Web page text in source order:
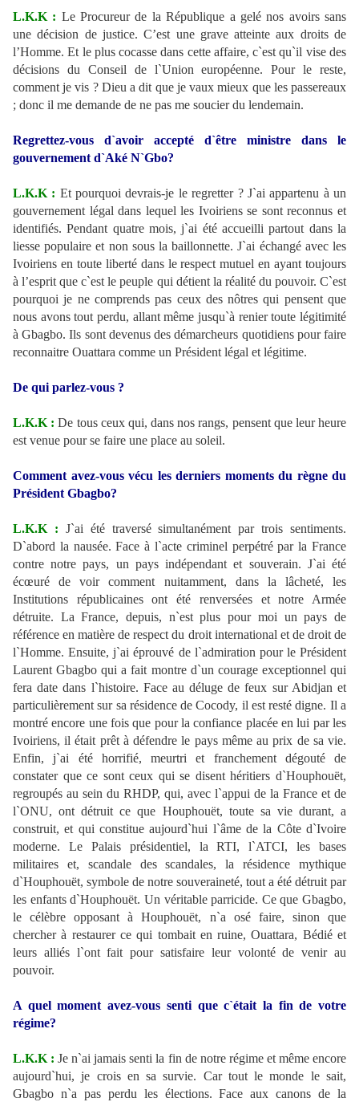
L.K.K : Le Procureur de la République a gelé nos avoirs sans
une décision de justice. C’est une grave atteinte aux droits de
l’Homme. Et le plus cocasse dans cette affaire, c`est qu`il vise des
décisions du Conseil de l`Union européenne. Pour le reste,
comment je vis ? Dieu a dit que je vaux mieux que les passereaux
; donc il me demande de ne pas me soucier du lendemain.
Regrettez-vous d`avoir accepté d`être ministre dans le
gouvernement d`Aké N`Gbo?
L.K.K : Et pourquoi devrais-je le regretter ? J`ai appartenu à un
gouvernement légal dans lequel les Ivoiriens se sont reconnus et
identifiés. Pendant quatre mois, j`ai été accueilli partout dans la
liesse populaire et non sous la baillonnette. J`ai échangé avec les
Ivoiriens en toute liberté dans le respect mutuel en ayant toujours
à l’esprit que c`est le peuple qui détient la réalité du pouvoir. C`est
pourquoi je ne comprends pas ceux des nôtres qui pensent que
nous avons tout perdu, allant même jusqu`à renier toute légitimité
à Gbagbo. Ils sont devenus des démarcheurs quotidiens pour faire
reconnaitre Ouattara comme un Président légal et légitime.
De qui parlez-vous ?
L.K.K : De tous ceux qui, dans nos rangs, pensent que leur heure
est venue pour se faire une place au soleil.
Comment avez-vous vécu les derniers moments du règne du
Président Gbagbo?
L.K.K : J`ai été traversé simultanément par trois sentiments.
D`abord la nausée. Face à l`acte criminel perpétré par la France
contre notre pays, un pays indépendant et souverain. J`ai été
écœuré de voir comment nuitamment, dans la lâcheté, les
Institutions républicaines ont été renversées et notre Armée
détruite. La France, depuis, n`est plus pour moi un pays de
référence en matière de respect du droit international et de droit de
l`Homme. Ensuite, j`ai éprouvé de l`admiration pour le Président
Laurent Gbagbo qui a fait montre d`un courage exceptionnel qui
fera date dans l`histoire. Face au déluge de feux sur Abidjan et
particulièrement sur sa résidence de Cocody, il est resté digne. Il a
montré encore une fois que pour la confiance placée en lui par les
Ivoiriens, il était prêt à défendre le pays même au prix de sa vie.
Enfin, j`ai été horrifié, meurtri et franchement dégouté de
constater que ce sont ceux qui se disent héritiers d`Houphouët,
regroupés au sein du RHDP, qui, avec l`appui de la France et de
l`ONU, ont détruit ce que Houphouët, toute sa vie durant, a
construit, et qui constitue aujourd`hui l`âme de la Côte d`Ivoire
moderne. Le Palais présidentiel, la RTI, l`ATCI, les bases
militaires et, scandale des scandales, la résidence mythique
d`Houphouët, symbole de notre souveraineté, tout a été détruit par
les enfants d`Houphouët. Un véritable parricide. Ce que Gbagbo,
le célèbre opposant à Houphouët, n`a osé faire, sinon que
chercher à restaurer ce qui tombait en ruine, Ouattara, Bédié et
leurs alliés l`ont fait pour satisfaire leur volonté de venir au
pouvoir.
A quel moment avez-vous senti que c`était la fin de votre
régime?
L.K.K : Je n`ai jamais senti la fin de notre régime et même encore
aujourd`hui, je crois en sa survie. Car tout le monde le sait,
Gbagbo n`a pas perdu les élections. Face aux canons de la